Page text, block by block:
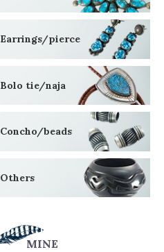
Earrings/pierce
Bolo tie/naja
Concho/beads
Others
MINE